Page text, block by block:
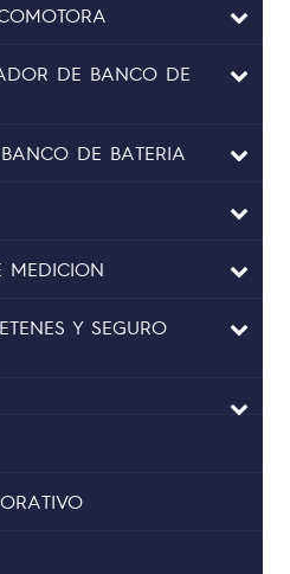
DE BANCO DE
DE BATERIA
MEDICION
Y SEGURO